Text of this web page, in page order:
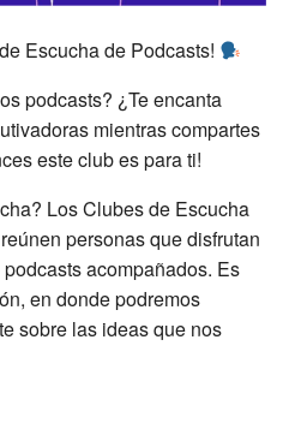
Escucha de Podcasts!
podcasts? ¿Te encanta
mientras compartes
este club es para ti!
Los Clubes de Escucha
personas que disfrutan
acompañados. Es
en donde podremos
sobre las ideas que nos